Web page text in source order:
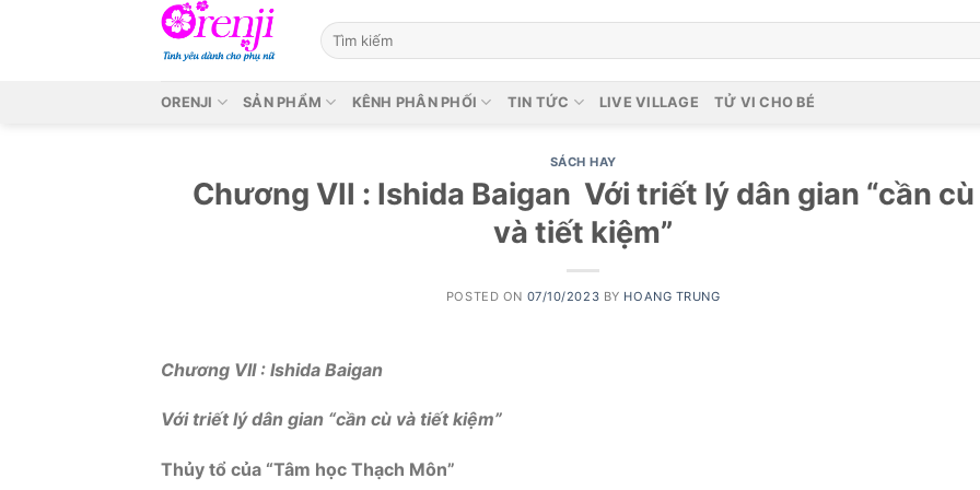
ORENJI SẢN PHẨM KÊNH PHÂN PHỐI TIN TỨC LIVE VILLAGE TỬ VI CHO BÉ
SÁCH HAY
Chương VII : Ishida Baigan Với triết lý dân gian “cần cù
và tiết kiệm”
POSTED ON 07/10/2023 BY HOANG TRUNG
Chương VII: Ishida Baigan
Với triết lý dân gian “cần cù và tiết kiệm”
Thủy tổ của “Tâm học Thạch Môn”